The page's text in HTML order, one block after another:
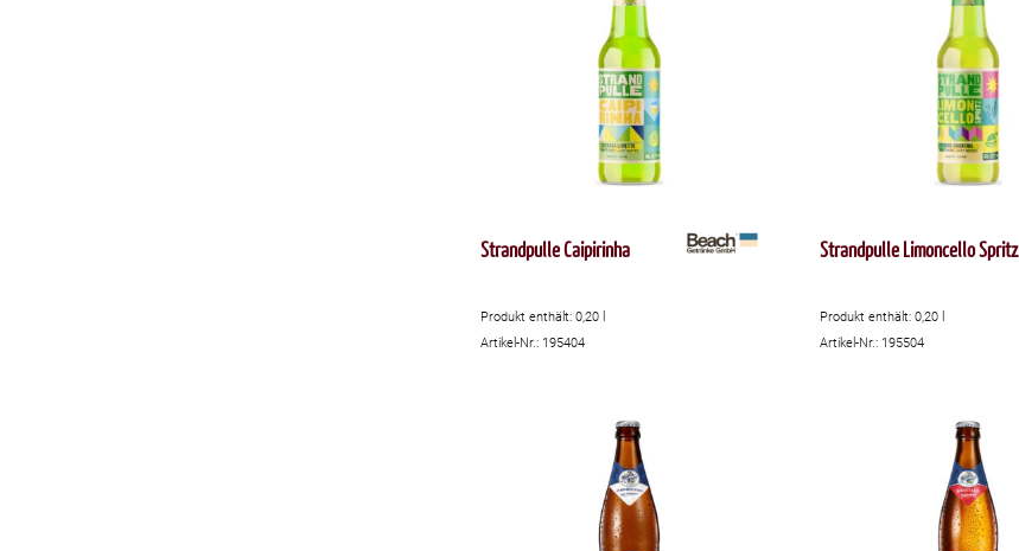
Strandpulle Caipirinha
Produkt enthält: 0,20
Artikel-Nr.: 195404
Strandpulle Limoncello Spritz
Produkt enthält: 0,20
Artikel-Nr.: 195504